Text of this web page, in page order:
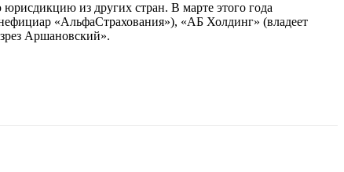
из других стран. В марте этого года
«АльфаСтрахования»), «АБ Холдинг» (владеет
Аршановский».